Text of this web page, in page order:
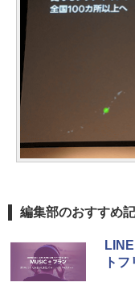
編集部のおすすめ
ト